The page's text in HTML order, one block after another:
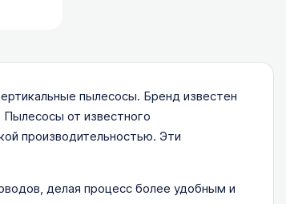
пылесосы. Бренд известен
от известного
производительностью. Эти
делая процесс более удобным и